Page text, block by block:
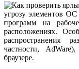
угрозу элементов
программ на
расположениях.
распространения
частности,
браузере.